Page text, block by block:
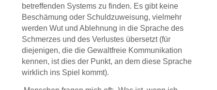
betreffenden Systems zu finden. Es gibt keine
Beschämung oder Schuldzuweisung, vielmehr
werden Wut und Ablehnung in die Sprache des
Schmerzes und des Verlustes übersetzt (für
diejenigen, die die Gewaltfreie Kommunikation
kennen, ist dies der Punkt, an dem diese Sprache
wirklich ins Spiel kommt).